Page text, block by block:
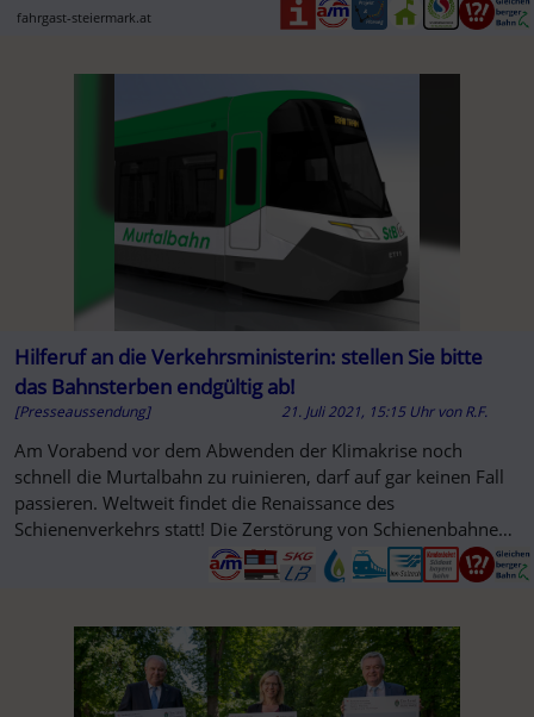
fahrgast-steiermark.at
Hilferuf an die Verkehrsministerin: stellen Sie bitte
das Bahnsterben endgültig ab!
[Presseaussendung] 21. Juli 2021, 15:15 Uhr vonR.F.
Am Vorabend vor dem Abwenden der Klimakrise noch
schnell die Murtalbahn zu ruinieren, darf auf gar keinen Fall
passieren. Weltweit findet die Renaissance des
Schienenverkehrs statt! Die Zerstörung von Schienenbahnen
muss abgestellt werden.